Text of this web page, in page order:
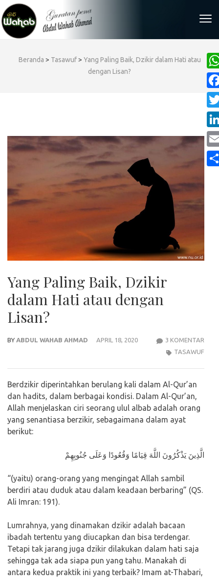
Skip
to
content
(Press
Beranda > Tasawuf> Yang Paling Baik, Dzikir dalam Hati atau
dengan Lisan?
Yang Paling Baik, Dzikir
dalam Hati atau dengan
Lisan?
BY ABDUL WAHAB AHMAD APRIL 18, 2020 3 KOMENTAR
TASAWUF
Berdzikir diperintahkan berulang kali dalam Al-Qur’an
dan hadits, dalam berbagai kondisi. Dalam Al-Qur’an,
Allah menjelaskan ciri seorang ulul albab adalah orang
yang senantiasa berzikir, sebagaimana dalam ayat
berikut:
الَّذِينَ يَذْكُرُونَ اللَّهَ قِيَامًا وَقُعُودًا وَعَلَى جُنُوبِهِمْ
“(yaitu) orang-orang yang mengingat Allah sambil
berdiri atau duduk atau dalam keadaan berbaring” (QS.
Ali Imran: 191).
Lumrahnya, yang dinamakan dzikir adalah bacaan
ibadah tertentu yang diucapkan dan bisa terdengar.
Tetapi tak jarang juga dzikir dilakukan dalam hati saja
sehingga tak ada siapa pun yang tahu. Manakah di
antara kedua praktik ini yang terbaik? Imam at-Thabari,